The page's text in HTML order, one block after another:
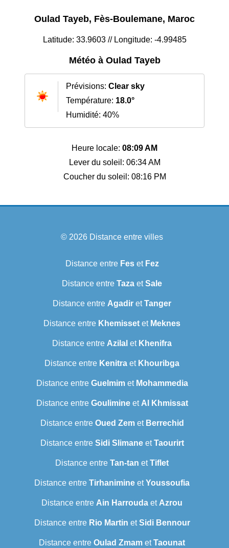
Oulad Tayeb, Fès-Boulemane, Maroc
Latitude: 33.9603 // Longitude: -4.99485
Météo à Oulad Tayeb
Prévisions: Clear sky
Température: 18.0°
Humidité: 40%
Heure locale: 08:09 AM
Lever du soleil: 06:34 AM
Coucher du soleil: 08:16 PM
© 2026 Distance entre villes
Distance entre Feset Fez
Distance entre Taza etSale
Distance entre Agadir etTanger
Distance entre Khemisset et Meknes
Distance entre Azilal et Khenifra
Distance entre Kenitra et Khouribga
Distance entre Guelmimet Mohammedia
Distance entre Goulimineet Al Khmissat
Distance entre Oued Zemet Berrechid
Distance entre Sidi SlimaneetTaourirt
Distance entre Tan-tan etTiflet
Distance entre Tirhanimine etYoussoufia
Distance entre Ain Harrouda et Azrou
Distance entre Rio Martin etSidi Bennour
Distance entre Oulad Zmam etTaounat